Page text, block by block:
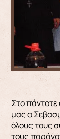
Στο πάντοτε
μας ο
όλους τους
τους